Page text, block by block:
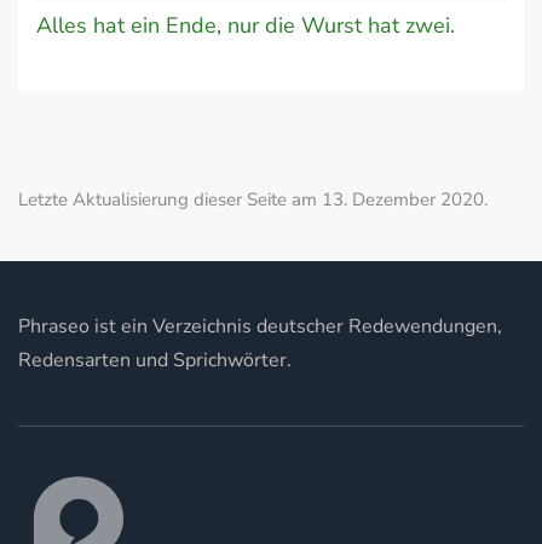
Alles hat ein Ende, nur die Wurst hat zwei.
Letzte Aktualisierung dieser Seite am 13. Dezember 2020.
Phraseo ist ein Verzeichnis deutscher Redewendungen,
Redensarten und Sprichwörter.